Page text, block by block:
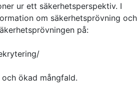
ur ett säkerhetsperspektiv. I
om säkerhetsprövning och
på:
ökad mångfald.